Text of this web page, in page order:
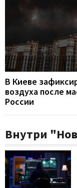
В Киеве
воздуха после
России
Внутри